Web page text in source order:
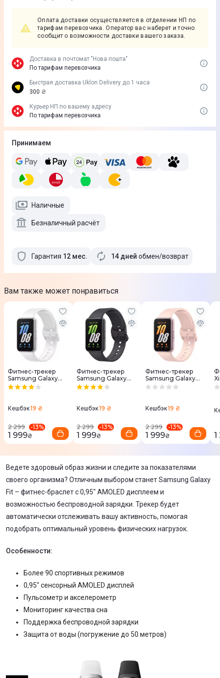
Оплата доставки осуществляется в отделении НП по
тарифам перевозчика. Оператор вас наберет и точно
сообщит о возможности доставки вашего заказа.
Доставка в почтомат "Нова пошта"
По тарифам перевозчика
Быстрая доставка Uklon Delivery до 1 часа
300 ₴
Курьер НП по вашему адресу
По тарифам перевозчика
Принимаем
Наличные
Безналичный расчёт
Гарантия 12 мес. 14 дней обмен/возврат
Вам также может понравиться
Фитнес-трекер
Samsung Galaxy
Fit3 (Silver)
Кешбэк19 ₴
2 299 -13%
1 999₴
Фитнес-трекер
Samsung Galaxy
Fit3 (Gray)
Кешбэк19 ₴
2 299 -13%
1 999₴
Фитнес-трекер
Samsung Galaxy
Fit3 (Pink Gold)
Кешбэк19 ₴
2 299 -13%
1 999₴
9
1
Ведете здоровый образ жизни и следите за показателями
своего организма? Отличным выбором станет Samsung Galaxy
Fit – фитнес-браслет с 0,95″ AMOLED дисплеем и
возможностью беспроводной зарядки. Трекер будет
автоматически отслеживать вашу активность, помогая
подобрать оптимальный уровень физических нагрузок.
Особенности:
Более 90 спортивных режимов
0,95″ сенсорный AMOLED дисплей
Пульсометр и акселерометр
Мониторинг качества сна
Поддержка беспроводной зарядки
Защита от воды (погружение до 50 метров)